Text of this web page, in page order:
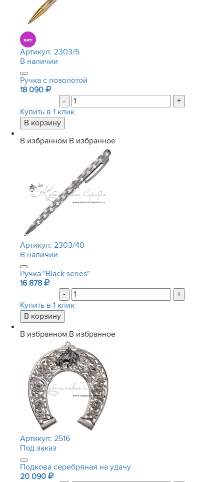
Артикул: 2303/5
В наличии
Ручка с позолотой
18 090
-
+
Купить в 1 клик
В избранном В избранное
Артикул: 2303/40
В наличии
Ручка "Black series"
16 878
-
+
Купить в 1 клик
В избранном В избранное
Артикул: 2516
Под заказ
Подкова серебряная на удачу
20 090